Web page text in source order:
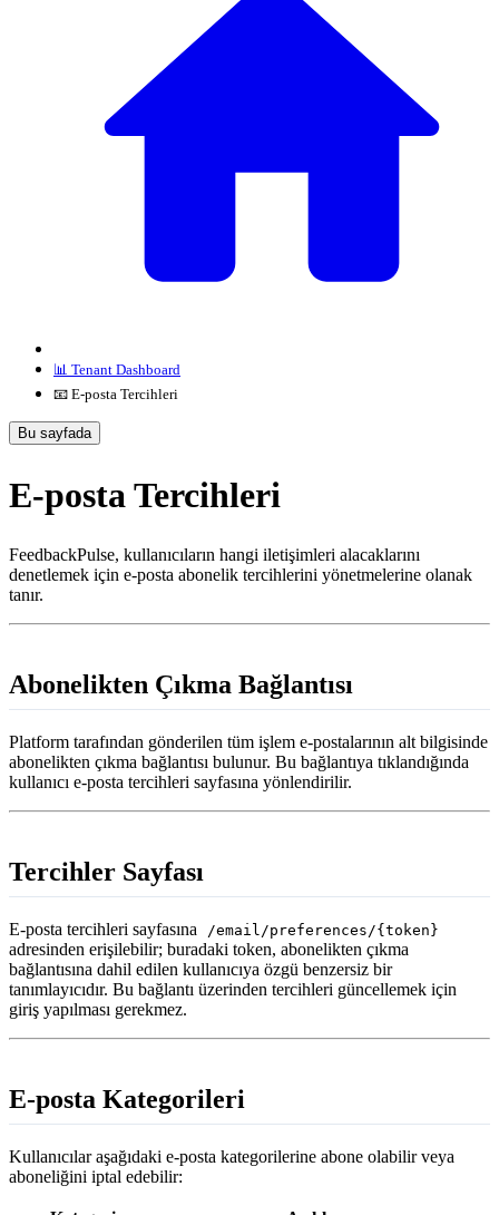
📊 Tenant Dashboard
📧 E-posta Tercihleri
Bu sayfada
E-posta Tercihleri
FeedbackPulse, kullanıcıların hangi iletişimleri alacaklarını
denetlemek için e-posta abonelik tercihlerini yönetmelerine olanak
tanır.
Abonelikten Çıkma Bağlantısı
Platform tarafından gönderilen tüm işlem e-postalarının alt bilgisinde
abonelikten çıkma bağlantısı bulunur. Bu bağlantıya tıklandığında
kullanıcı e-posta tercihleri sayfasına yönlendirilir.
Tercihler Sayfası
E-posta tercihleri sayfasına /email/preferences/{token}
adresinden erişilebilir; buradaki token, abonelikten çıkma
bağlantısına dahil edilen kullanıcıya özgü benzersiz bir
tanımlayıcıdır. Bu bağlantı üzerinden tercihleri güncellemek için
giriş yapılması gerekmez.
E-posta Kategorileri
Kullanıcılar aşağıdaki e-posta kategorilerine abone olabilir veya
aboneliğini iptal edebilir: